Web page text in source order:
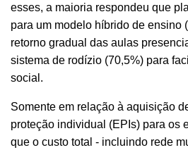
esses, a maioria respondeu que
para um modelo híbrido de ensino
retorno gradual das aulas
sistema de rodízio (70,5%) para
social.
Somente em relação à aquisição
proteção individual (EPIs) para os
que o custo total - incluindo rede